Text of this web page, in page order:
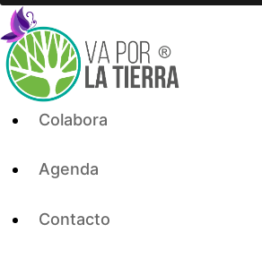
Colabora
Agenda
Contacto